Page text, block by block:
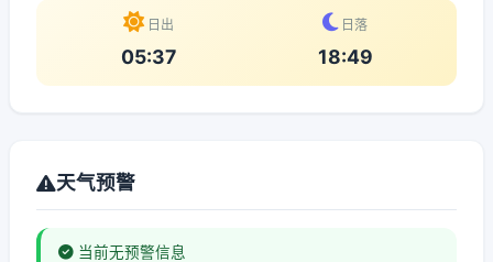
日出
05:37
日落
18:49
天气预警
当前无预警信息